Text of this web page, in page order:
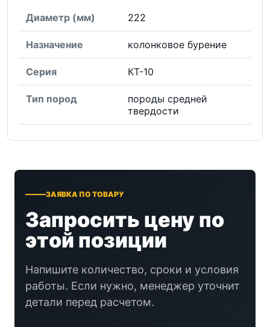
Диаметр (мм) 222
Назначение колонковое бурение
Серия КТ-10
Тип пород
породы средней
твердости
ЗАЯВКА ПО ТОВАРУ
Запросить цену по
этой позиции
Напишите количество, сроки и условия
работы. Если нужно, менеджер уточнит
детали перед расчетом.